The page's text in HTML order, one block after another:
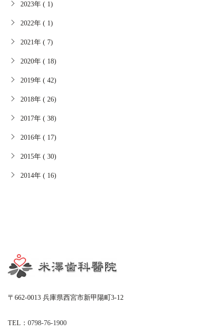
2023年 ( 1)
2022年 ( 1)
2021年 ( 7)
2020年 ( 18)
2019年 ( 42)
2018年 ( 26)
2017年 ( 38)
2016年 ( 17)
2015年 ( 30)
2014年 ( 16)
〒662-0013 兵庫県西宮市新甲陽町3-12
TEL： 0798-76-1900